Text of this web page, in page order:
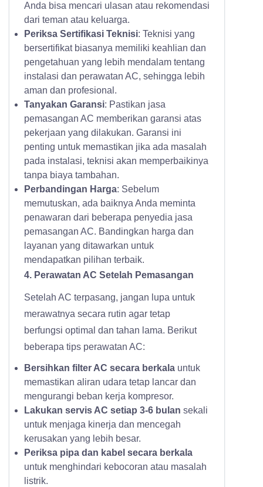
Anda bisa mencari ulasan atau rekomendasi
dari teman atau keluarga.
Periksa Sertifikasi Teknisi: Teknisi yang
bersertifikat biasanya memiliki keahlian dan
pengetahuan yang lebih mendalam tentang
instalasi dan perawatan AC, sehingga lebih
aman dan profesional.
Tanyakan Garansi: Pastikan jasa
pemasangan AC memberikan garansi atas
pekerjaan yang dilakukan. Garansi ini
penting untuk memastikan jika ada masalah
pada instalasi, teknisi akan memperbaikinya
tanpa biaya tambahan.
Perbandingan Harga: Sebelum
memutuskan, ada baiknya Anda meminta
penawaran dari beberapa penyedia jasa
pemasangan AC. Bandingkan harga dan
layanan yang ditawarkan untuk
mendapatkan pilihan terbaik.
4. Perawatan AC Setelah Pemasangan
Setelah AC terpasang, jangan lupa untuk
merawatnya secara rutin agar tetap
berfungsi optimal dan tahan lama. Berikut
beberapa tips perawatan AC:
Bersihkan filter AC secara berkala untuk
memastikan aliran udara tetap lancar dan
mengurangi beban kerja kompresor.
Lakukan servis AC setiap 3-6 bulan sekali
untuk menjaga kinerja dan mencegah
kerusakan yang lebih besar.
Periksa pipa dan kabel secara berkala
untuk menghindari kebocoran atau masalah
listrik.